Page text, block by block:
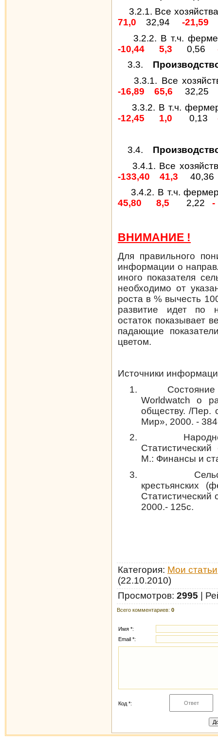
3.2.1. Все хозяйства
71,0
32,94
-21,59
3.2.2. В т.ч.
-10,44
5,3 0,56
3.3.
3.3.1. Все
-16,89
65,6
32,25
3.3.2. В т.ч.
-12,45
1,0 0,13
3.4.
3.4.1. Все
-133,40
41,3
40,36
3.4.2. В т.ч.
45,80
8,5 2,22 -
ВНИМАНИЕ !
Для правильного
информации о
иного показателя
необходимо от
роста в % вычесть
развитие идет по
остаток показывает
падающие
цветом.
Источники
1.
Worldwatch о
обществу. /Пер.
Мир», 2000. -
2.
М.: Финансы и
3.
крестьянских
Статистический
2000.- 125с.
Категория: Мои статьи
(22.10.2010)
Просмотров: 2995 |
Всего комментариев: 0
Имя *:
Email *:
Код *: